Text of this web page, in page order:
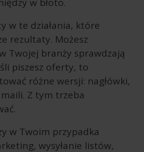
w te działania, które
rezultaty. Możesz
Twojej branży sprawdzają
piszesz oferty, to
różne wersji: nagłówki,
Z tym trzeba
w Twoim przypadka
wysyłanie listów,